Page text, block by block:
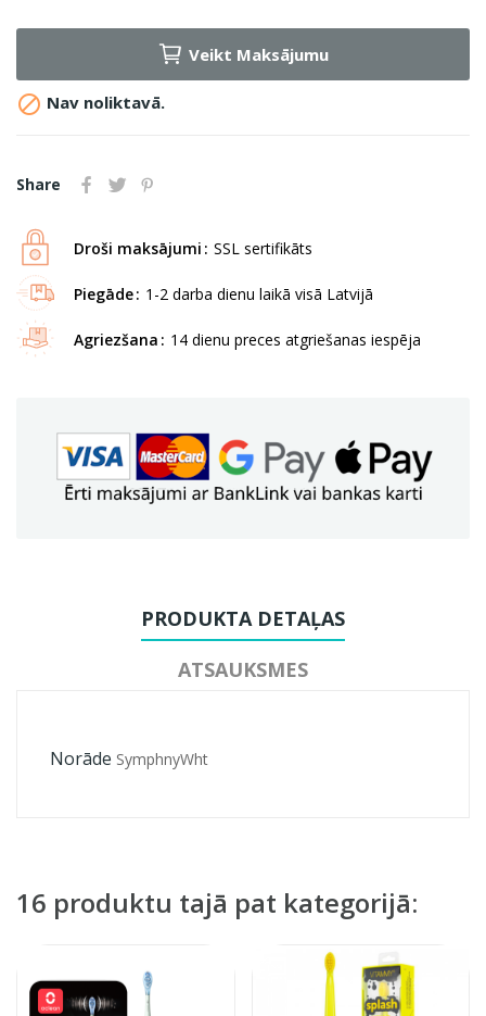
Veikt Maksājumu
 Nav noliktavā.
Share
Droši maksājumi SSL sertifikāts
Piegāde 1-2 darba dienu laikā visā Latvijā
Agriezšana 14 dienu preces atgriešanas iespēja
PRODUKTA DETAĻAS
ATSAUKSMES
Norāde SymphnyWht
16 produktu tajā pat kategorijā: